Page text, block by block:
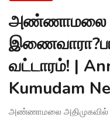
அண்ணாமலை
வட்டாரம்! |
Kumudam
அண்ணாமலை அதிமுகவில்